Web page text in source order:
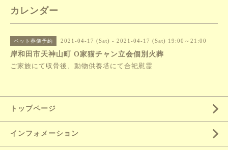
カレンダー
ペット葬儀予約 2021-04-17 (Sat) - 2021-04-17 (Sat) 19:00～21:00
岸和田市天神山町 O家猫チャン立会個別火葬
ご家族にて収骨後、動物供養塔にて合祀慰霊
トップページ
インフォメーション